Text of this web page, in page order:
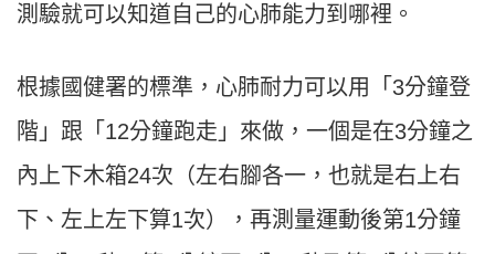
測驗就可以知道自己的心肺能力到哪裡。
根據國健署的標準，心肺耐力可以用「3分鐘登
階」跟「12分鐘跑走」來做，一個是在3分鐘之
內上下木箱24次（左右腳各一，也就是右上右
下、左上左下算1次），再測量運動後第1分鐘